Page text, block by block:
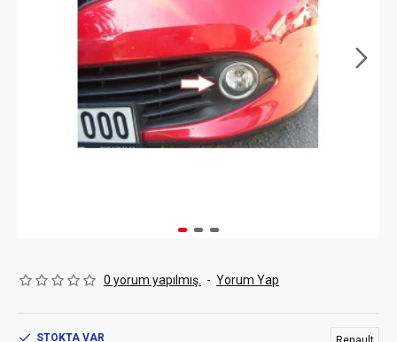
0 yorum yapılmış. - Yorum Yap
STOKTA VAR